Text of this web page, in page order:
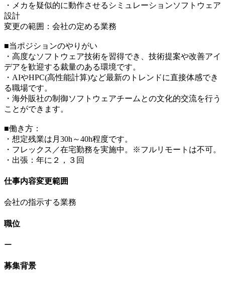
・メカを疑似的に動作させるシミュレーションソフトウェア
設計
変更の範囲：会社の定める業務
■当ポジションのやりがい
・高度なソフトウェア技術を習得でき、技術提案や改善アイ
デアを歓迎する裁量のある環境です。
・AIやHPC(高性能計算)など最新のトレンドに直接体感でき
る職場です。
・海外販社の制御ソフトウェアチームとの文化的交流を行う
ことができます。
■働き方：
・想定残業は月30h～40h程度です。
・フレックス／在宅勤務を実施中。※フルリモートは不可。
・出張：年に２，３回
仕事内容変更範囲
会社の指示する業務
職位
ー
募集背景